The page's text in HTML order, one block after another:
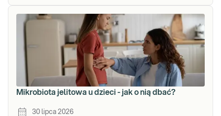
Mikrobiota jelitowa u dzieci - jak o nią dbać?
30 lipca 2026